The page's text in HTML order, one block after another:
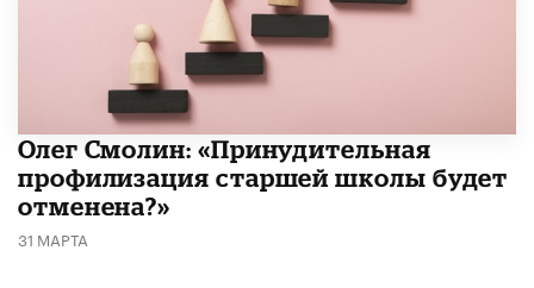
​Олег Смолин: «Принудительная
профилизация старшей школы будет
отменена?»
31 МАРТА